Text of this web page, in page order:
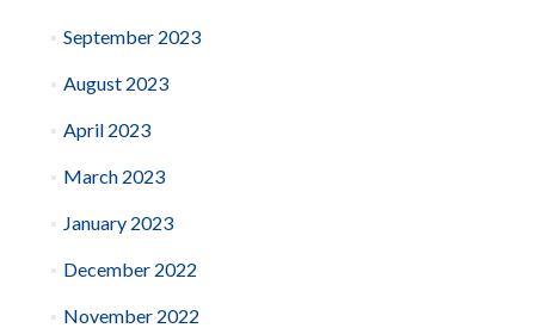
September 2023
August 2023
April 2023
March 2023
January 2023
December 2022
November 2022